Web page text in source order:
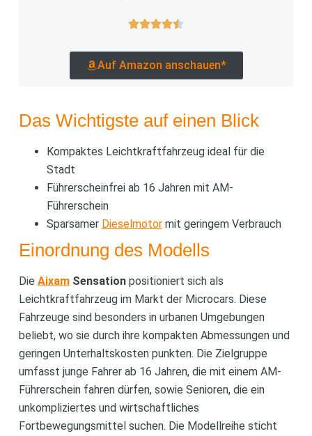
Auf Amazon anschauen*
Das Wichtigste auf einen Blick
Kompaktes Leichtkraftfahrzeug ideal für die
Stadt
Führerscheinfrei ab 16 Jahren mit AM-
Führerschein
Sparsamer Dieselmotormit geringem Verbrauch
Einordnung des Modells
Die AixamSensationpositioniert sich als
Leichtkraftfahrzeug im Markt der Microcars. Diese
Fahrzeuge sind besonders in urbanen Umgebungen
beliebt, wo sie durch ihre kompakten Abmessungen und
geringen Unterhaltskosten punkten. Die Zielgruppe
umfasst junge Fahrer ab 16 Jahren, die mit einem AM-
Führerschein fahren dürfen, sowie Senioren, die ein
unkompliziertes und wirtschaftliches
Fortbewegungsmittel suchen. Die Modellreihe sticht